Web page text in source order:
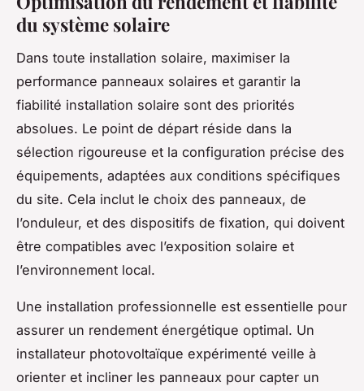
du système solaire
Dans toute installation solaire, maximiser la
performance panneaux solaires et garantir la
fiabilité installation solaire sont des priorités
absolues. Le point de départ réside dans la
sélection rigoureuse et la configuration précise des
équipements, adaptées aux conditions spécifiques
du site. Cela inclut le choix des panneaux, de
l’onduleur, et des dispositifs de fixation, qui doivent
être compatibles avec l’exposition solaire et
l’environnement local.
Une installation professionnelle est essentielle pour
assurer un rendement énergétique optimal. Un
installateur photovoltaïque expérimenté veille à
orienter et incliner les panneaux pour capter un